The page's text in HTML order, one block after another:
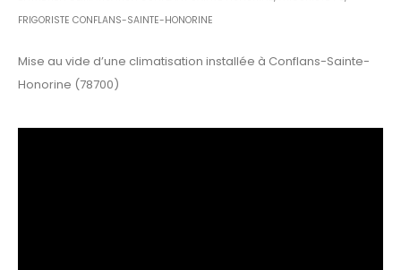
FRIGORISTE CONFLANS-SAINTE-HONORINE
Mise au vide d’une climatisation installée à Conflans-Sainte-
Honorine (78700)